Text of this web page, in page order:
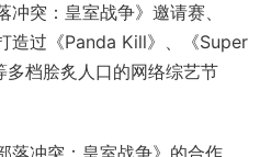
突：皇室战争》邀请赛、
造过《Panda Kill》、《Super
档脍炙人口的网络综艺节